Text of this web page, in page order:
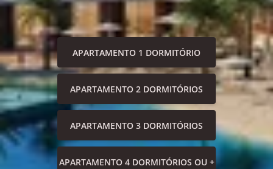
APARTAMENTO 1 DORMITÓRIO
APARTAMENTO 2 DORMITÓRIOS
APARTAMENTO 3 DORMITÓRIOS
APARTAMENTO 4 DORMITÓRIOS OU +